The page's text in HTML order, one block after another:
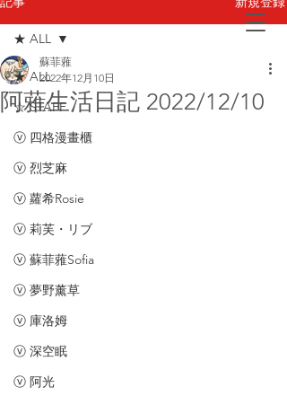
お問い合わせ
★ ALL
☆ STAFF
ⓥ 四格漫畫櫃
ⓥ 烈芝麻
ⓥ 蘿希Rosie
ⓥ 莉芙・リブ
ⓥ 蘇菲蕥Sofia
ⓥ 夢野薰草
ⓥ 庫洛姆
ⓥ 深空眠
ⓥ 阿光
★ ALL
阿蕥生活日記 2022/12/10
蘇菲蕥
2022年12月10日